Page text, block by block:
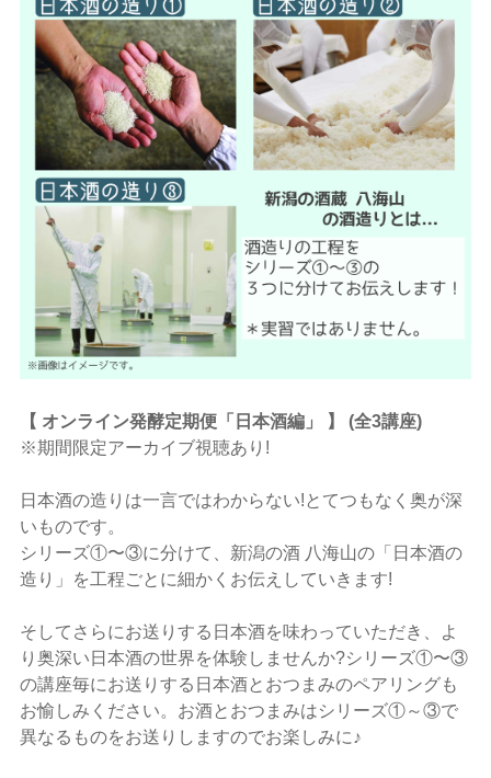
【 オンライン発酵定期便「日本酒編」 】 (全3講座)
※期間限定アーカイブ視聴あり!
日本酒の造りは一言ではわからない!とてつもなく奥が深
いものです。
シリーズ①〜③に分けて、新潟の酒 八海山の「日本酒の
造り」を工程ごとに細かくお伝えしていきます!
そしてさらにお送りする日本酒を味わっていただき、よ
り奥深い日本酒の世界を体験しませんか?シリーズ①〜③
の講座毎にお送りする日本酒とおつまみのペアリングも
お愉しみください。お酒とおつまみはシリーズ①～③で
異なるものをお送りしますのでお楽しみに♪